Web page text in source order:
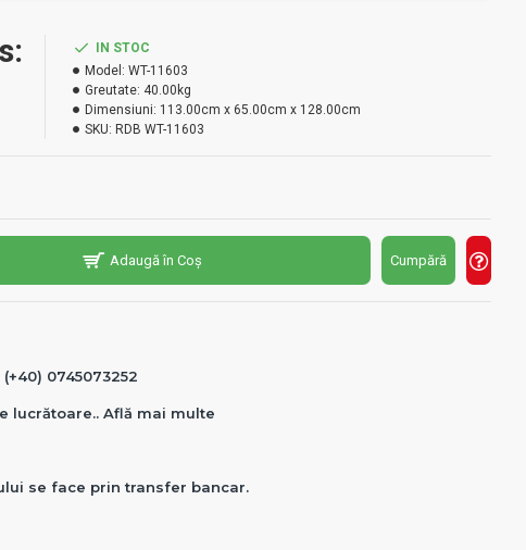
IN STOC
Model: WT-11603
Greutate: 40.00kg
Dimensiuni: 113.00cm x 65.00cm x 128.00cm
SKU: RDB WT-11603
Adaugă în Coș Cumpără
0745073252
lucrătoare.. Află mai multe
se face prin transfer bancar.